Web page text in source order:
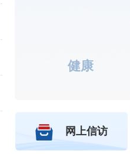
健康
网上信访